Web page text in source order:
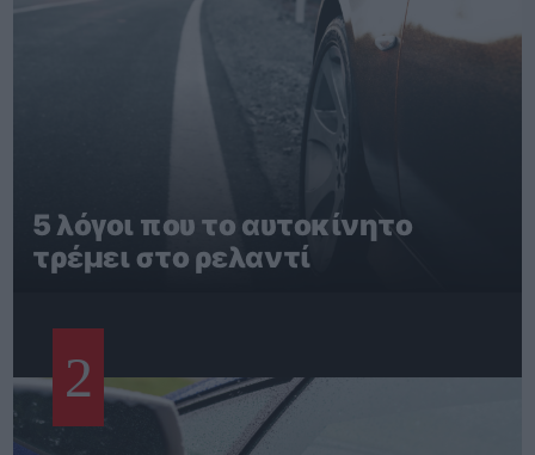
5 λόγοι που το αυτοκίνητο
τρέμει στο ρελαντί
2